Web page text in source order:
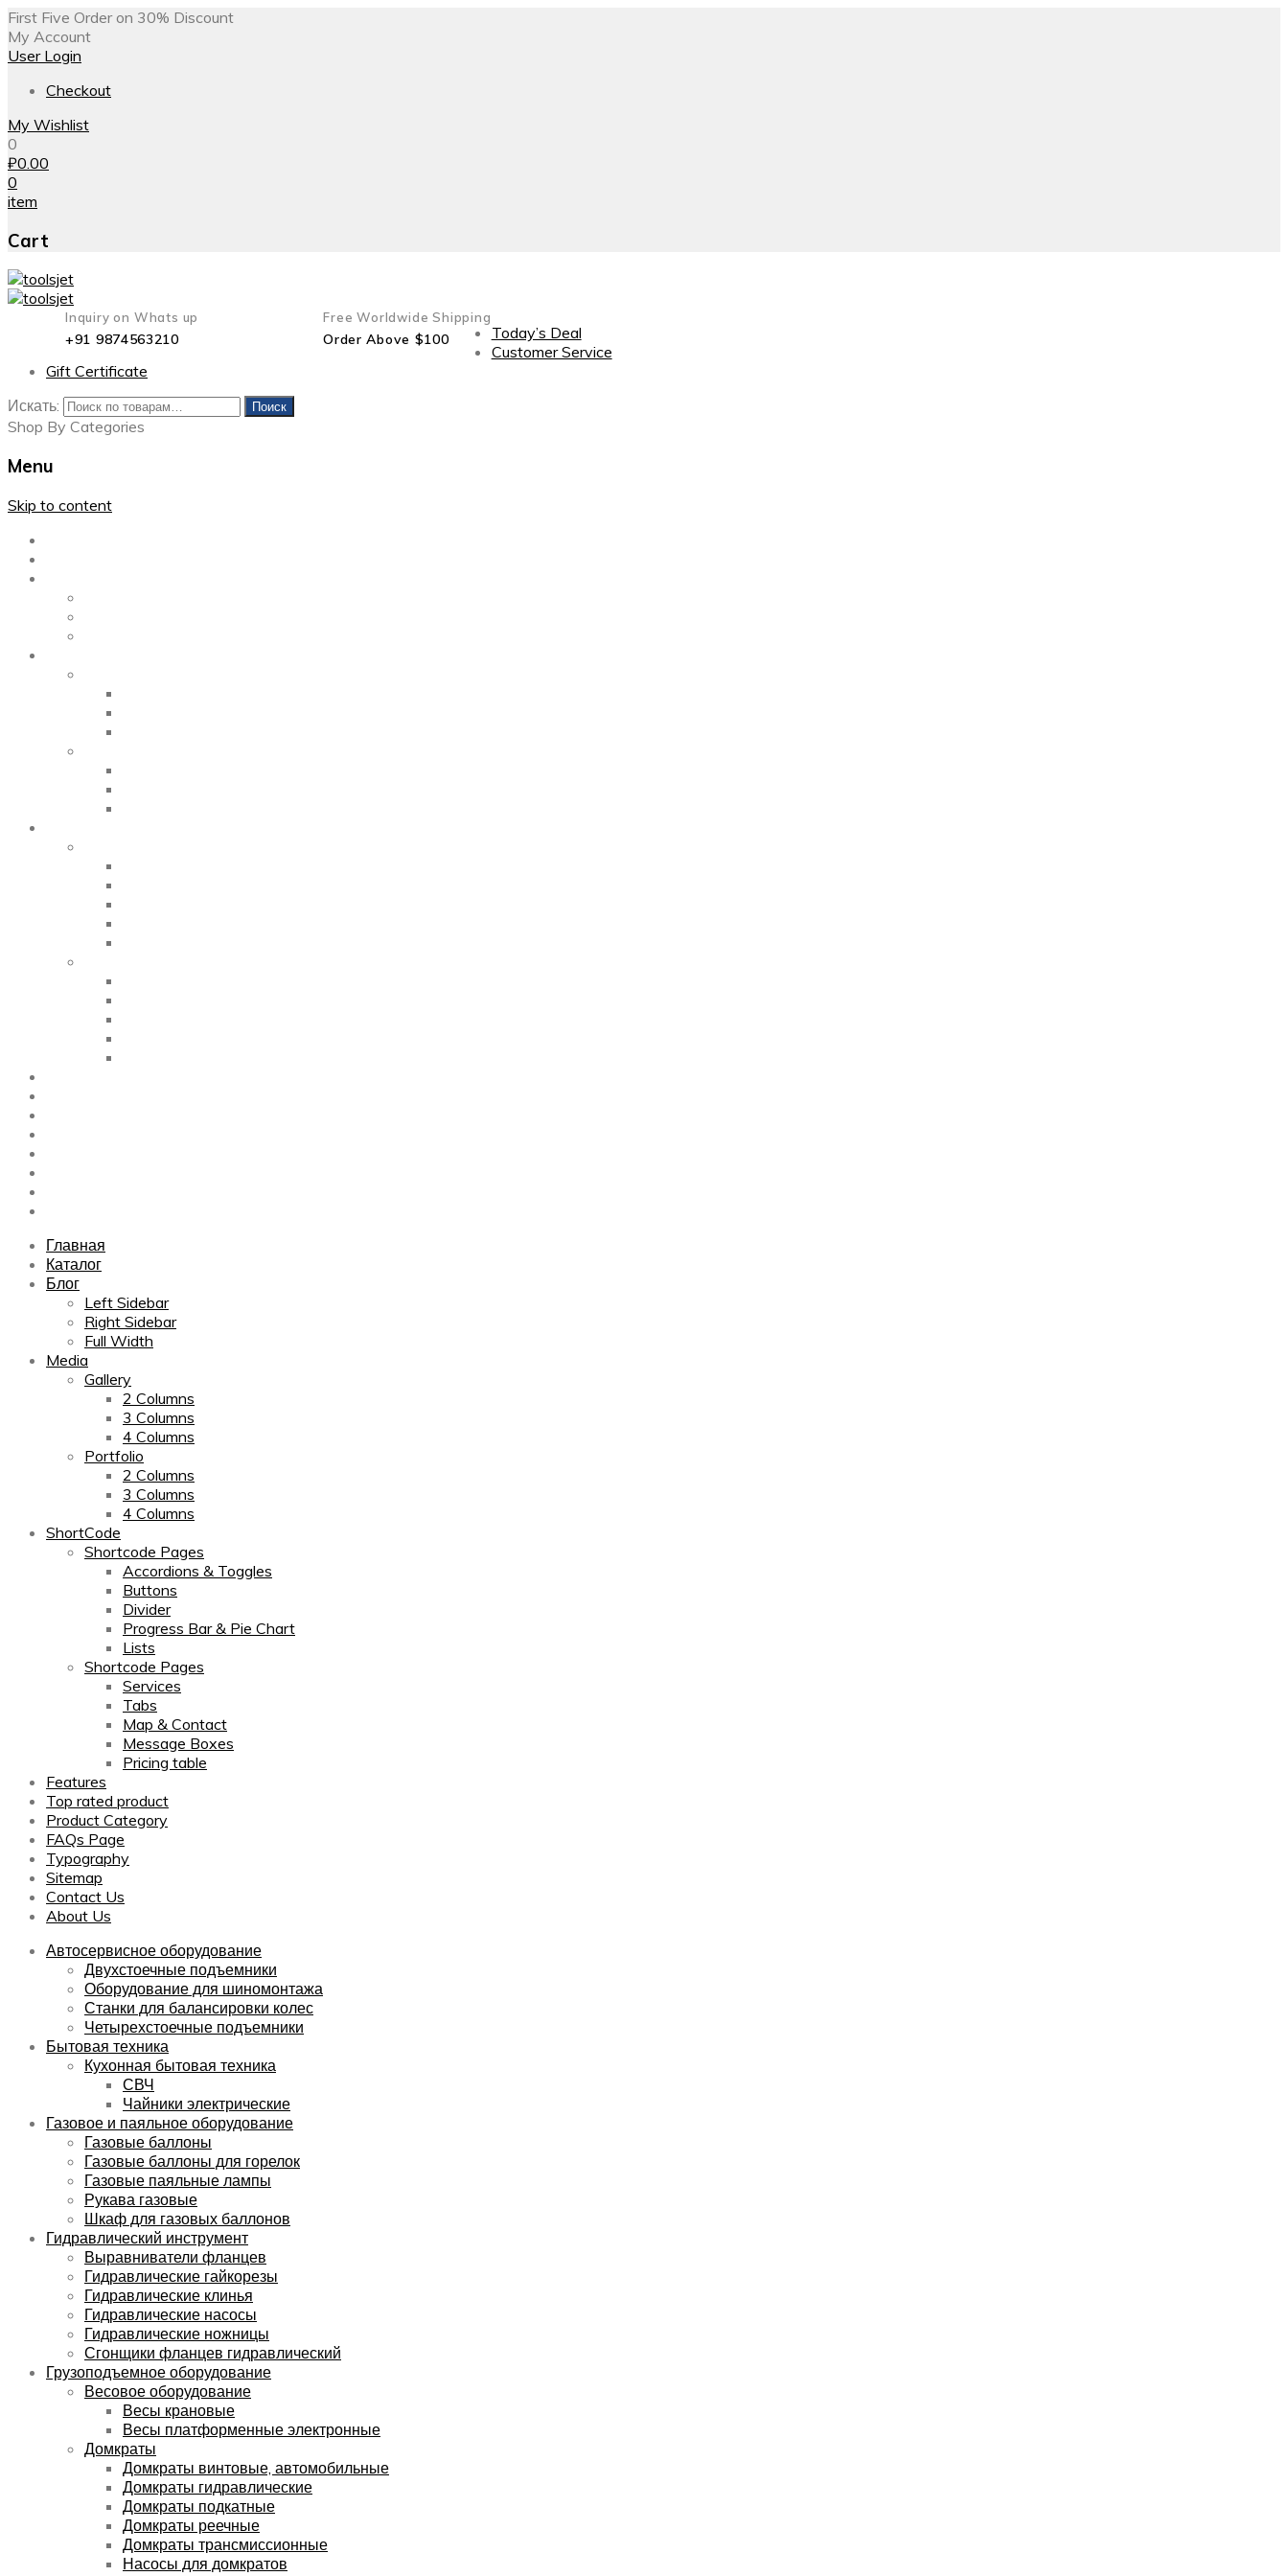
First Five Order on 30% Discount
My Account
User Login
Checkout
My Wishlist
0
₽0.00
0
item
Cart
Inquiry on Whats up
+91 9874563210
Free Worldwide Shipping
Order Above $100
Today’s Deal
Customer Service
Gift Certificate
Искать:
Поиск
Shop By Categories
Menu
Skip to content
Главная
Каталог
Блог
Left Sidebar
Right Sidebar
Full Width
Media
Gallery
2 Columns
3 Columns
4 Columns
Portfolio
2 Columns
3 Columns
4 Columns
ShortCode
Shortcode Pages
Accordions & Toggles
Buttons
Divider
Progress Bar & Pie Chart
Lists
Shortcode Pages
Services
Tabs
Map & Contact
Message Boxes
Pricing table
Features
Top rated product
Product Category
FAQs Page
Typography
Sitemap
Contact Us
About Us
Автосервисное оборудование
Двухстоечные подъемники
Оборудование для шиномонтажа
Станки для балансировки колес
Четырехстоечные подъемники
Бытовая техника
Кухонная бытовая техника
СВЧ
Чайники электрические
Газовое и паяльное оборудование
Газовые баллоны
Газовые баллоны для горелок
Газовые паяльные лампы
Рукава газовые
Шкаф для газовых баллонов
Гидравлический инструмент
Выравниватели фланцев
Гидравлические гайкорезы
Гидравлические клинья
Гидравлические насосы
Гидравлические ножницы
Сгонщики фланцев гидравлический
Грузоподъемное оборудование
Весовое оборудование
Весы крановые
Весы платформенные электронные
Домкраты
Домкраты винтовые, автомобильные
Домкраты гидравлические
Домкраты подкатные
Домкраты реечные
Домкраты трансмиссионные
Насосы для домкратов